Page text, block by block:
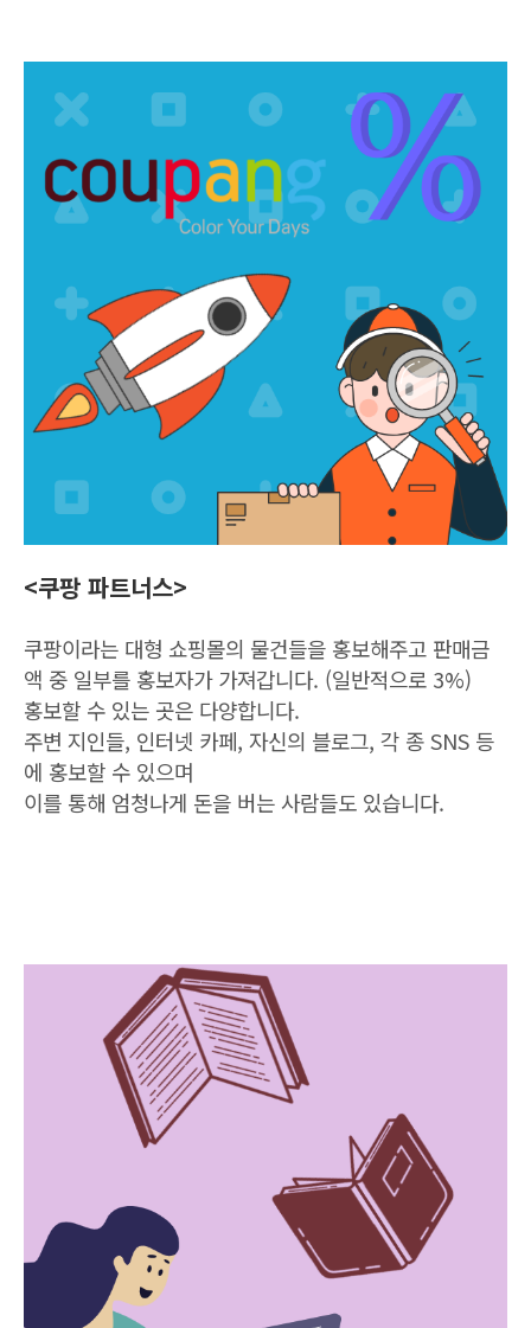
<쿠팡 파트너스>
쿠팡이라는 대형 쇼핑몰의 물건들을 홍보해주고 판매금
액 중 일부를 홍보자가 가져갑니다. (일반적으로 3%)
홍보할 수 있는 곳은 다양합니다.
주변 지인들, 인터넷 카페, 자신의 블로그, 각 종 SNS 등
에 홍보할 수 있으며
이를 통해 엄청나게 돈을 버는 사람들도 있습니다.